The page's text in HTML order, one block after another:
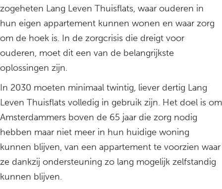
zogeheten Lang Leven Thuisflats, waar ouderen in
hun eigen appartement kunnen wonen en waar zorg
om de hoek is. In de zorgcrisis die dreigt voor
ouderen, moet dit een van de belangrijkste
oplossingen zijn.
In 2030 moeten minimaal twintig, liever dertig Lang
Leven Thuisflats volledig in gebruik zijn. Het doel is om
Amsterdammers boven de 65 jaar die zorg nodig
hebben maar niet meer in hun huidige woning
kunnen blijven, van een appartement te voorzien waar
ze dankzij ondersteuning zo lang mogelijk zelfstandig
kunnen blijven.